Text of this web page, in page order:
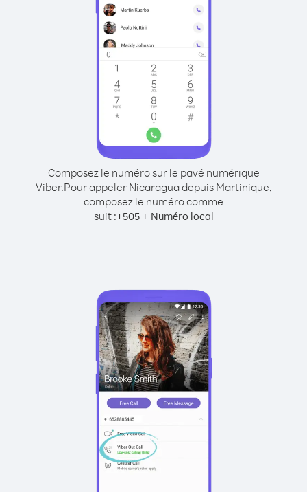
Composez le numéro sur le pavé numérique
Viber.Pour appeler Nicaragua depuis Martinique,
composez le numéro comme
suit :+505+ Numéro local